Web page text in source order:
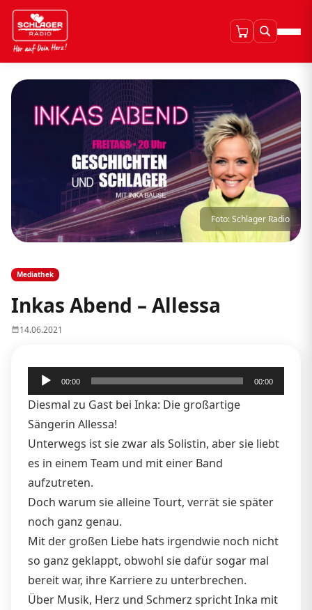
Foto: Schlager Radio
Mediathek
Inkas Abend – Allessa
14.06.2021
Audio-
Player
00:00 00:00
Diesmal zu Gast bei Inka: Die großartige
Sängerin Allessa!
Unterwegs ist sie zwar als Solistin, aber sie liebt
es in einem Team und mit einer Band
aufzutreten.
Doch warum sie alleine Tourt, verrät sie später
noch ganz genau.
Mit der großen Liebe hats irgendwie noch nicht
so ganz geklappt, obwohl sie dafür sogar mal
bereit war, ihre Karriere zu unterbrechen.
Über Musik, Herz und Schmerz spricht Inka mit